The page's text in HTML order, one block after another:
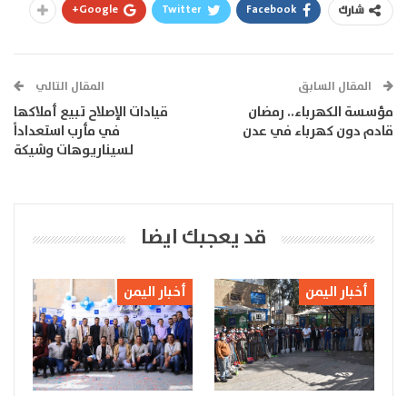
شارك Facebook
Twitter
Google+
المقال السابق
مؤسسة الكهرباء.. رمضان
قادم دون كهرباء في عدن
المقال التالي
قيادات الإصلاح تبيع أملاكها
في مأرب استعداداً
لسيناريوهات وشيكة
قد يعجبك ايضا
أخبار اليمن أخبار اليمن